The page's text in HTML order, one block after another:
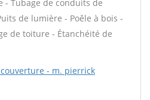
- Tubage de conduits de
de lumière - Poêle à bois -
de toiture - Étanchéité de
- m. pierrick